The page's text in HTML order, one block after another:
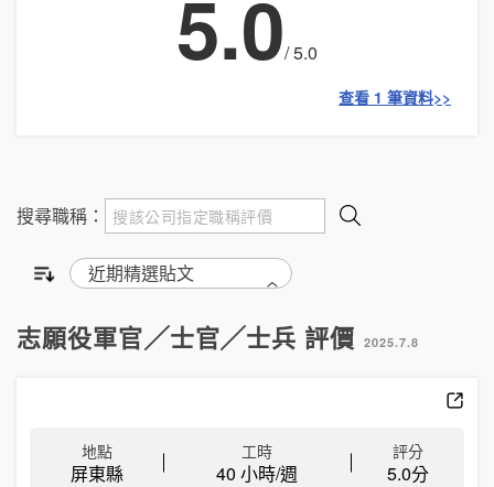
5.0/ 5.0
查看 1 筆資料>>
搜尋職稱：
志願役軍官╱士官╱士兵 評價 2025.7.8
地點
屏東縣
工時
40 小時/週
評分
5.0分